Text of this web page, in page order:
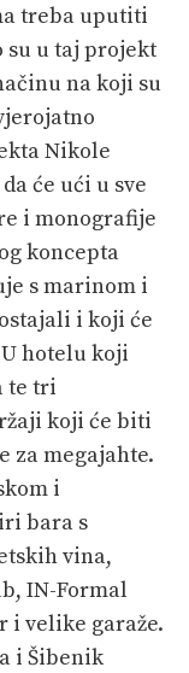
treba uputiti
su u taj projekt
na koji su
Nikole
će ući u sve
i monografije
koncepta
s marinom i
i koji će
hotelu koji
te tri
koji će biti
za megajahte.
i
bara s
vina,
IN-Formal
i velike garaže.
i Šibenik